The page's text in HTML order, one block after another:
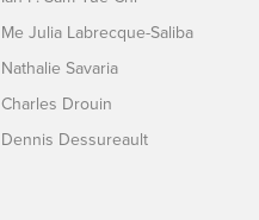
Me Julia Labrecque-Saliba
Nathalie Savaria
Charles Drouin
Dennis Dessureault